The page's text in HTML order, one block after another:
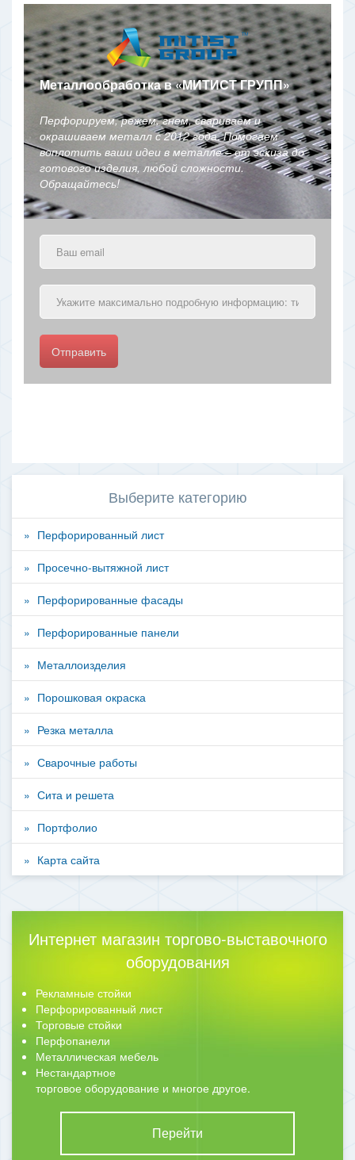
Металлообработка в«МИТИСТ ГРУПП»
Перфорируем, режем, гнем, свариваем и
окрашиваем металл с 2012 года. Помогаем
воплотить ваши идеи в металле – от эскиза до
готового изделия, любой сложности.
Обращайтесь!
Отправить
Выберите категорию
Перфорированный лист
Просечно-вытяжной лист
Перфорированные фасады
Перфорированные панели
Металлоизделия
Порошковая окраска
Резка металла
Сварочные работы
Сита и решета
Портфолио
Карта сайта
Интернет магазин торгово-выставочного
оборудования
Рекламные стойки
Перфорированный лист
Торговые стойки
Перфопанели
Металлическая мебель
Нестандартное
торговое оборудование и многое другое.
Перейти